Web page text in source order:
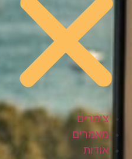
צימרים
מאמרים
אודות